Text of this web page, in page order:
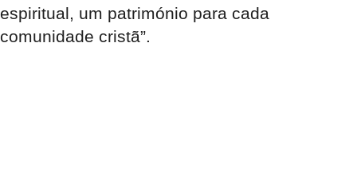
espiritual, um património para cada
comunidade cristã”.